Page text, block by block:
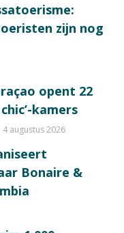
zijn nog
opent 22
kamers
4 augustus 2026
Bonaire &